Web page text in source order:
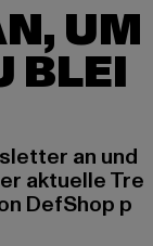
UM
BLEI
an und
aktuelle Tre
DefShop p